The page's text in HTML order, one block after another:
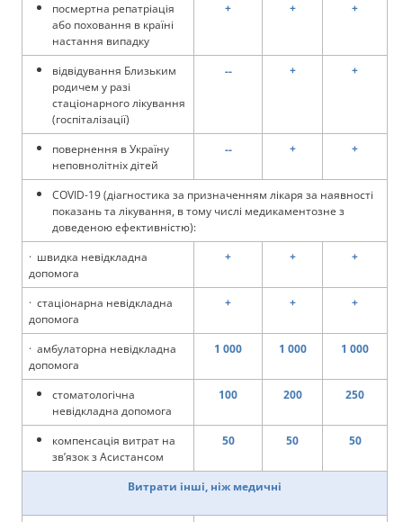
посмертна репатріація
або поховання в країні
настання випадку
+ + +
відвідування Близьким
родичем у разі
стаціонарного лікування
(госпіталізації)
-- + +
повернення в Україну
неповнолітніх дітей
-- + +
COVID-19 (діагностика за призначенням лікаря за наявності
показань та лікування, в тому числі медикаментозне з
доведеною ефективністю):
· швидка невідкладна
допомога
+ + +
· стаціонарна невідкладна
допомога
+ + +
· амбулаторна невідкладна
допомога
1 000 1 000 1 000
стоматологічна
невідкладна допомога
100 200 250
компенсація витрат на
зв’язок з Асистансом
50 50 50
Витрати інші, ніж медичні